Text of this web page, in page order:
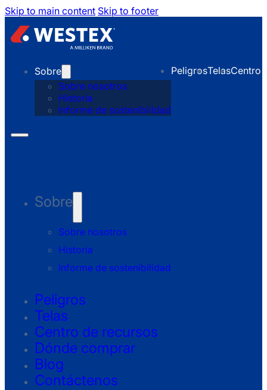
Skip to main content Skip to footer
Sobre
Sobre nosotros
Historia
Informe de sostenibilidad
PeligrosTelasCentro
Sobre
Sobre nosotros
Historia
Informe de sostenibilidad
Peligros
Telas
Centro de recursos
Dónde comprar
Blog
Contáctenos